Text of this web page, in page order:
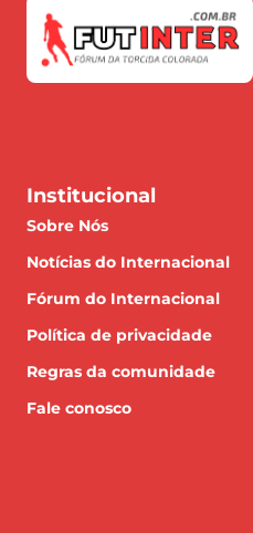
Institucional
Sobre Nós
Notícias do Internacional
Fórum do Internacional
Política de privacidade
Regras da comunidade
Fale conosco